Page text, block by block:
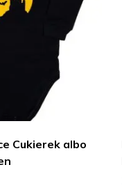
Cukierek albo